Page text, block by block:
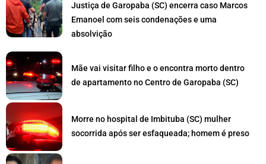
Justiça de Garopaba (SC) encerra caso Marcos
Emanoel com seis condenações e uma
absolvição
Mãe vai visitar filho e o encontra morto dentro
de apartamento no Centro de Garopaba (SC)
Morre no hospital de Imbituba (SC) mulher
socorrida após ser esfaqueada; homem é preso